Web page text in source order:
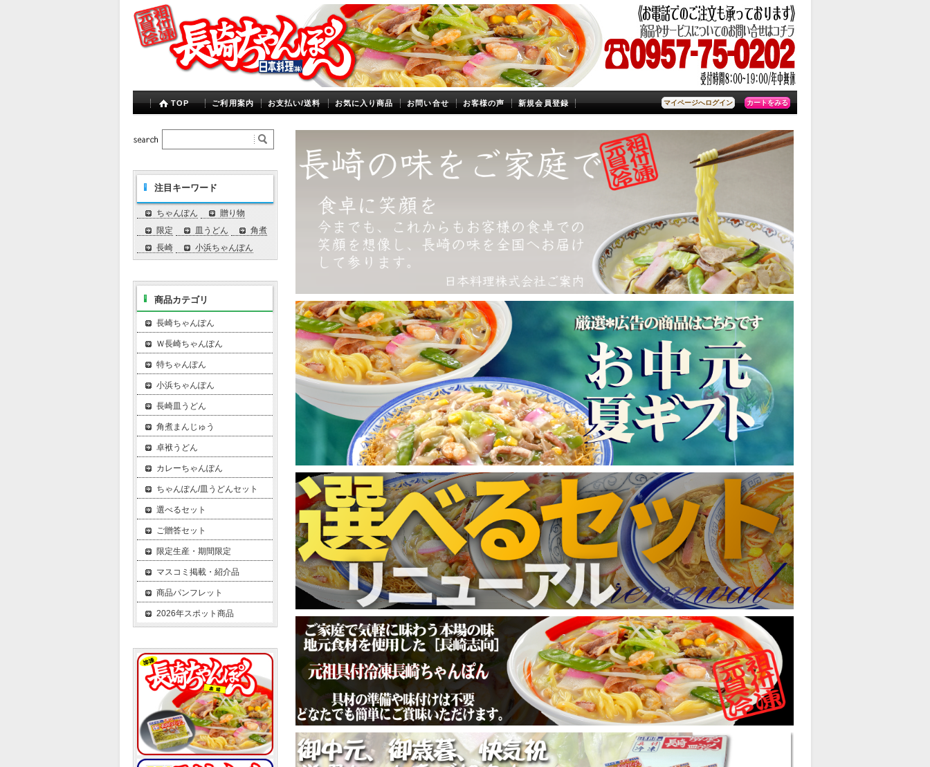
マイページへログイン カートをみる
TOP ご利用案内 お支払い/送料 お気に入り商品 お問い合せ お客様の声 新規会員登録
注目キーワード
ちゃんぽん
贈り物
限定
皿うどん
角煮
長崎
小浜ちゃんぽん
商品カテゴリ
長崎ちゃんぽん
Ｗ長崎ちゃんぽん
特ちゃんぽん
小浜ちゃんぽん
長崎皿うどん
角煮まんじゅう
卓袱うどん
カレーちゃんぽん
ちゃんぽん/皿うどんセット
選べるセット
ご贈答セット
限定生産・期間限定
マスコミ掲載・紹介品
商品パンフレット
2026年スポット商品